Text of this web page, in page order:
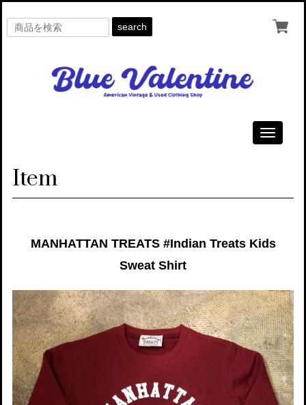
search
Toggle
Item
MANHATTAN TREATS #Indian Treats Kids
Sweat Shirt